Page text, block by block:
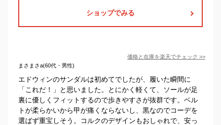
ショップでみる
価格と在庫を楽天でチェック >>
まさまさa(60代・男性)
エドウィンのサンダルは初めてでしたが、履いた瞬間に
「これだ！」と思いました。とにかく軽くて、ソールが足
裏に優しくフィットするので歩きやすさが抜群です。ベル
トが柔らかいから甲が痛くならないし、黒なのでコーデを
選ばず重宝しそう。コルクのデザインもおしゃれで、安っ